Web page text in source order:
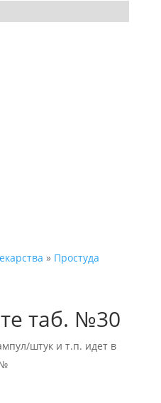
» Простуда
таб. №30
штук и т.п. идет в